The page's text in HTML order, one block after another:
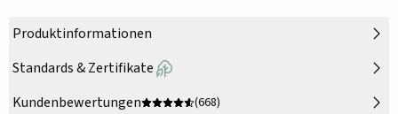
Produktinformationen
Standards & Zertifikate
Kundenbewertungen
(668)